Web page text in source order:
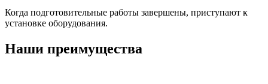
Когда подготовительные работы завершены, приступают к
установке оборудования.
Наши преимущества